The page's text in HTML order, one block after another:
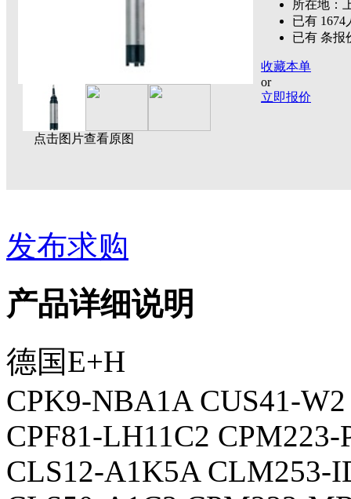
点击图片查看原图
所在地：
已有 1674
已有 条报
收藏本单
or
立即报价
发布求购
产品详细说明
德国E+H
CPK9-NBA1A CUS41-
CPF81-LH11C2 CPM223-
CLS12-A1K5A CLM253-